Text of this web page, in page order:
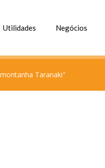
Utilidades Negócios
Taranaki"